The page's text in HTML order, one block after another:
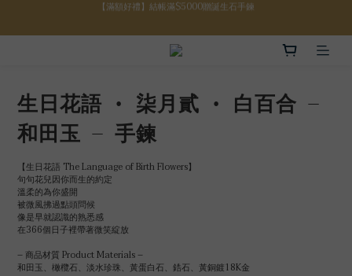
【註冊禮金】新註冊會員贈$100購物金
【八月限定】結帳滿$3000折$300
生日花語 • 柒月貳 • 白百合 –
和田玉 – 手鍊
【生日花語 The Language of Birth Flowers】
句句花兒因你而生的約定
溫柔的為你盛開
被微風拂過點頭問候
像是早就認識的熟悉感
在366個日子裡帶著微笑綻放
– 商品材質 Product Materials –
和田玉、橄欖石、淡水珍珠、黃蛋白石、鋯石、黃銅鍍18K金